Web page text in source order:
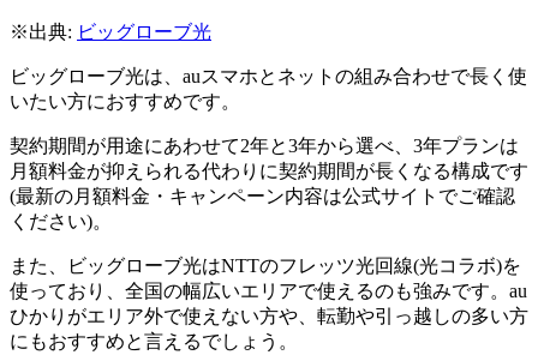
※出典: ビッグローブ光
ビッグローブ光は、auスマホとネットの組み合わせで長く使
いたい方におすすめです。
契約期間が用途にあわせて2年と3年から選べ、3年プランは
月額料金が抑えられる代わりに契約期間が長くなる構成です
(最新の月額料金・キャンペーン内容は公式サイトでご確認
ください)。
また、ビッグローブ光はNTTのフレッツ光回線(光コラボ)を
使っており、全国の幅広いエリアで使えるのも強みです。au
ひかりがエリア外で使えない方や、転勤や引っ越しの多い方
にもおすすめと言えるでしょう。